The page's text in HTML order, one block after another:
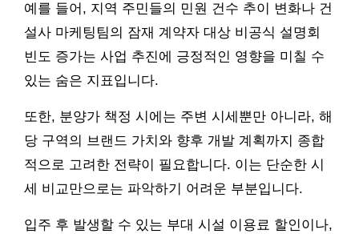
예를 들어, 지역 주민들의 민원 건수 추이 변화나 건
설사 마케팅팀의 잠재 계약자 대상 비공식 설명회
빈도 증가는 사업 추진에 긍정적인 영향을 미칠 수
있는 숨은 지표입니다.
또한, 분양가 책정 시에는 주변 시세뿐만 아니라, 해
당 구역의 브랜드 가치와 향후 개발 계획까지 종합
적으로 고려한 전략이 필요합니다. 이는 단순한 시
세 비교만으로는 파악하기 어려운 부분입니다.
입주 후 발생할 수 있는 부대 시설 이용료 할인이나,